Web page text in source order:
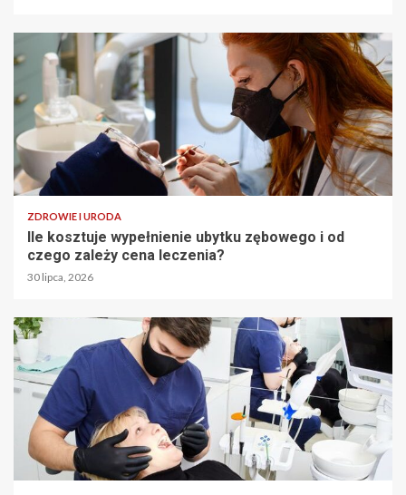
ZDROWIE I URODA
Ile kosztuje wypełnienie ubytku zębowego i od
czego zależy cena leczenia?
30 lipca, 2026